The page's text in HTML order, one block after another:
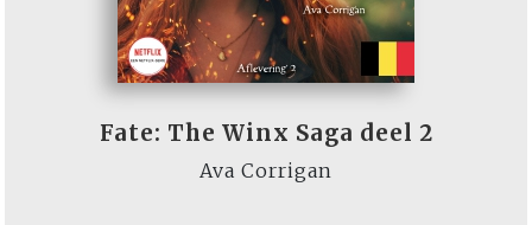
Fate: The Winx Saga deel 2
Ava Corrigan